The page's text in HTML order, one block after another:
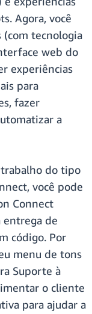
Agora, você
tecnologia
web do
experiências
para
fazer
a
do tipo
você pode
Connect
entrega de
código. Por
menu de tons
Suporte à
o cliente
para ajudar a